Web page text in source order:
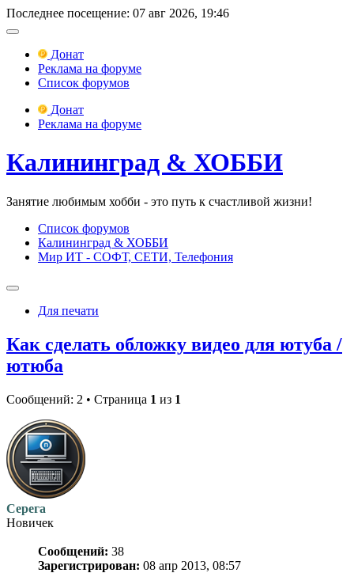
Последнее посещение: 07 авг 2026, 19:46
Донат
Реклама на форуме
Список форумов
Донат
Реклама на форуме
Калининград & ХОББИ
Занятие любимым хобби - это путь к счастливой жизни!
Список форумов
Калининград & ХОББИ
Мир ИТ - СОФТ, СЕТИ, Телефония
Для печати
Как сделать обложку видео для ютуба /
ютюба
Сообщений: 2 • Страница 1 из 1
Серега
Новичек
Сообщений: 38
Зарегистрирован: 08 апр 2013, 08:57